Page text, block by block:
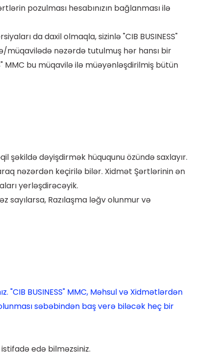
pozulması hesabınızın bağlanması ilə
da daxil olmaqla, sizinlə "CIB BUSINESS"
müqavilədə nəzərdə tutulmuş hər hansı bir
MMC bu müqavilə ilə müəyənləşdirilmiş bütün
şəkildə dəyişdirmək hüququnu özündə saxlayır.
nəzərdən keçirilə bilər. Xidmət Şərtlərinin ən
yerləşdirəcəyik.
sayılarsa, Razılaşma ləğv olunmur və
BUSINESS" MMC, Məhsul və Xidmətlərdən
səbəbindən baş verə biləcək heç bir
edə bilməzsiniz.